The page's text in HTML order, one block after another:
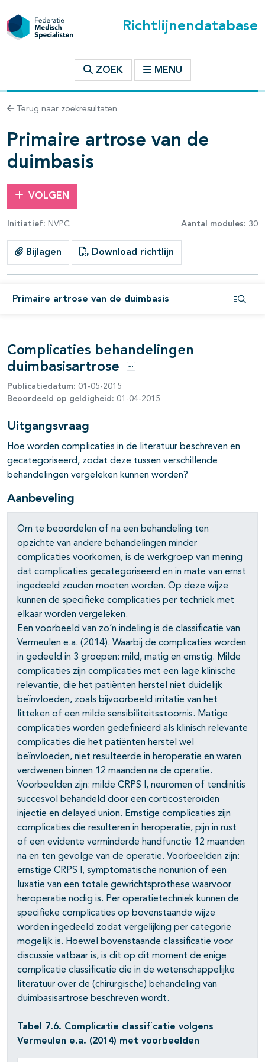
Richtlijnendatabase
ZOEK MENU
Terug naar zoekresultaten
Primaire artrose van de
duimbasis
VOLGEN
Initiatief: NVPC Aantal modules: 30
Bijlagen Download richtlijn
Primaire artrose van de duimbasis
binnen deze richtlijn
open- en dichtklappen
Complicaties behandelingen
duimbasisartrose
Opties
Publicatiedatum: 01-05-2015
Beoordeeld op geldigheid: 01-04-2015
Uitgangsvraag
Hoe worden complicaties in de literatuur beschreven en
gecategoriseerd, zodat deze tussen verschillende
behandelingen vergeleken kunnen worden?
Aanbeveling
Om te beoordelen of na een behandeling ten
opzichte van andere behandelingen minder
complicaties voorkomen, is de werkgroep van mening
dat complicaties gecategoriseerd en in mate van ernst
ingedeeld zouden moeten worden. Op deze wijze
kunnen de specifieke complicaties per techniek met
elkaar worden vergeleken.
Een voorbeeld van zo’n indeling is de classificatie van
Vermeulen e.a. (2014). Waarbij de complicaties worden
in gedeeld in 3 groepen: mild, matig en ernstig. Milde
complicaties zijn complicaties met een lage klinische
relevantie, die het patiënten herstel niet duidelijk
beïnvloeden, zoals bijvoorbeeld irritatie van het
litteken of een milde sensibiliteitsstoornis. Matige
complicaties worden gedefinieerd als klinisch relevante
complicaties die het patiënten herstel wel
beïnvloeden, niet resulteerde in heroperatie en waren
verdwenen binnen 12 maanden na de operatie.
Voorbeelden zijn: milde CRPS I, neuromen of tendinitis
succesvol behandeld door een corticosteroïden
injectie en delayed union. Ernstige complicaties zijn
complicaties die resulteren in heroperatie, pijn in rust
of een evidente verminderde handfunctie 12 maanden
na en ten gevolge van de operatie. Voorbeelden zijn:
ernstige CRPS I, symptomatische nonunion of een
luxatie van een totale gewrichtsprothese waarvoor
heroperatie nodig is. Per operatietechniek kunnen de
specifieke complicaties op bovenstaande wijze
worden ingedeeld zodat vergelijking per categorie
mogelijk is. Hoewel bovenstaande classificatie voor
discussie vatbaar is, is dit op dit moment de enige
complicatie classificatie die in de wetenschappelijke
literatuur over de (chirurgische) behandeling van
duimbasisartrose beschreven wordt.
Tabel 7.6. Complicatie classificatie volgens
Vermeulen e.a. (2014) met voorbeelden